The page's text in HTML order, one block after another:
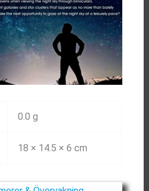
0.0 g
18 × 14.5 × 6 cm